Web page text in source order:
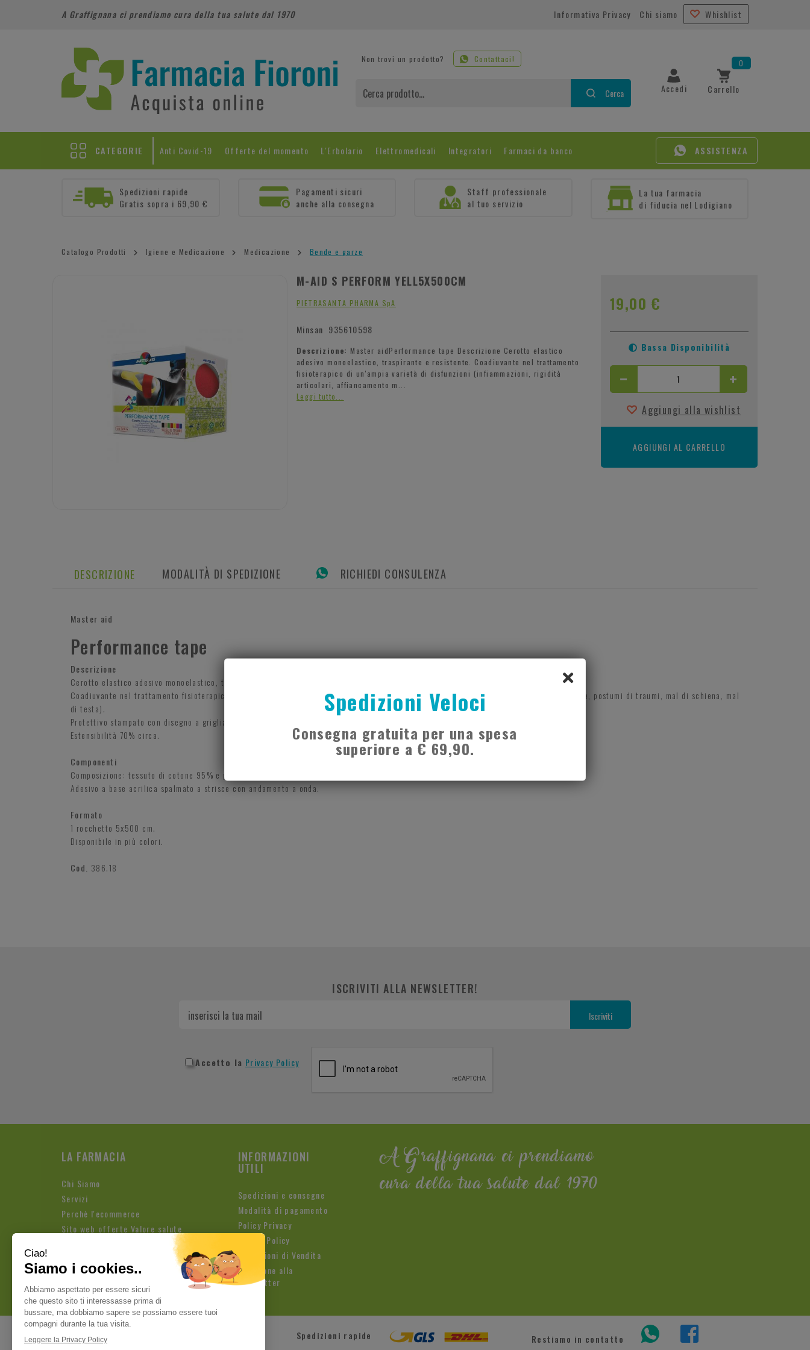
A Graffignana ci prendiamo cura della tua salute dal 1970 Informativa Privacy Chi siamo Whishlist
Non trovi un prodotto? Contattaci!
Cerca Accedi Carrello
0
CATEGORIE Anti Covid-19 Offerte del momento L'Erbolario Elettromedicali Integratori Farmaci da banco ASSISTENZA
Spedizioni rapide
Gratis sopra i 69,90 €
Pagamenti sicuri
anche alla consegna
Staff professionale
al tuo servizio
La tua farmacia
di fiducia nel Lodigiano
Catalogo Prodotti Igiene e Medicazione Medicazione Bende e garze
M-AID S PERFORM YELL5X500CM
PIETRASANTA PHARMA SpA
Minsan 935610598
Descrizione: Master aidPerformance tape Descrizione Cerotto elastico
adesivo monoelastico, traspirante e resistente. Coadiuvante nel trattamento
fisioterapico di un'ampia varietà di disfunzioni (infiammazioni, rigidità
articolari, affiancamento m...
Leggi tutto...
19,00 €
Bassa Disponibilità
Aggiungi alla wishlist
AGGIUNGI AL CARRELLO
DESCRIZIONE MODALITÀ DI SPEDIZIONE RICHIEDI CONSULENZA
Master aid
Performance tape
Descrizione
Cerotto elastico adesivo monoelastico, traspirante e resistente.
Coadiuvante nel trattamento fisioterapico di un'ampia varietà di disfunzioni (infiammazioni, rigidità articolari, affiancamento muscolare, postumi di traumi, mal di schiena, mal
di testa).
Protettivo stampato con disegno a griglia per facilitare il taglio preciso del cerotto.
Estensibilità 70% circa.
Componenti
Composizione: tessuto di cotone 95% e poliuretano 5%.
Adesivo a base acrilica spalmato a strisce con andamento a onda.
Formato
1 rocchetto 5x500 cm.
Disponibile in più colori.
Cod. 386.18
Spedizioni Veloci
Consegna gratuita per una spesa
superiore a € 69,90.
ISCRIVITI ALLA NEWSLETTER!
Accetto la Privacy Policy
A Graffignana ci prendiamo
cura della tua salute dal 1970
LA FARMACIA
Chi Siamo
Servizi
Perchè l'ecommerce
Sito web offerte Valore salute
INFORMAZIONI
UTILI
Spedizioni e consegne
Modalità di pagamento
Policy Privacy
Cookie Policy
Condizioni di Vendita
Iscrizione alla
Newsletter
Pagamenti sicuri Spedizioni rapide Restiamo in contatto